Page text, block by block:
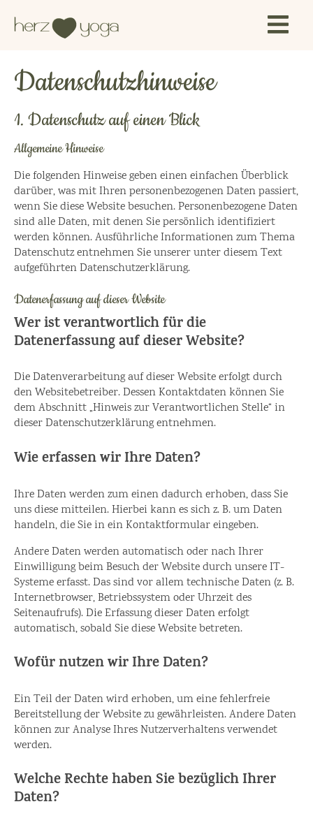
Datenschutzhinweise
1. Datenschutz auf einen Blick
Allgemeine Hinweise
Die folgenden Hinweise geben einen einfachen Überblick
darüber, was mit Ihren personenbezogenen Daten passiert,
wenn Sie diese Website besuchen. Personenbezogene Daten
sind alle Daten, mit denen Sie persönlich identifiziert
werden können. Ausführliche Informationen zum Thema
Datenschutz entnehmen Sie unserer unter diesem Text
aufgeführten Datenschutzerklärung.
Datenerfassung auf dieser Website
Wer ist verantwortlich für die
Datenerfassung auf dieser Website?
Die Datenverarbeitung auf dieser Website erfolgt durch
den Websitebetreiber. Dessen Kontaktdaten können Sie
dem Abschnitt „Hinweis zur Verantwortlichen Stelle“ in
dieser Datenschutzerklärung entnehmen.
Wie erfassen wir Ihre Daten?
Ihre Daten werden zum einen dadurch erhoben, dass Sie
uns diese mitteilen. Hierbei kann es sich z. B. um Daten
handeln, die Sie in ein Kontaktformular eingeben.
Andere Daten werden automatisch oder nach Ihrer
Einwilligung beim Besuch der Website durch unsere IT-
Systeme erfasst. Das sind vor allem technische Daten (z. B.
Internetbrowser, Betriebssystem oder Uhrzeit des
Seitenaufrufs). Die Erfassung dieser Daten erfolgt
automatisch, sobald Sie diese Website betreten.
Wofür nutzen wir Ihre Daten?
Ein Teil der Daten wird erhoben, um eine fehlerfreie
Bereitstellung der Website zu gewährleisten. Andere Daten
können zur Analyse Ihres Nutzerverhaltens verwendet
werden.
Welche Rechte haben Sie bezüglich Ihrer
Daten?